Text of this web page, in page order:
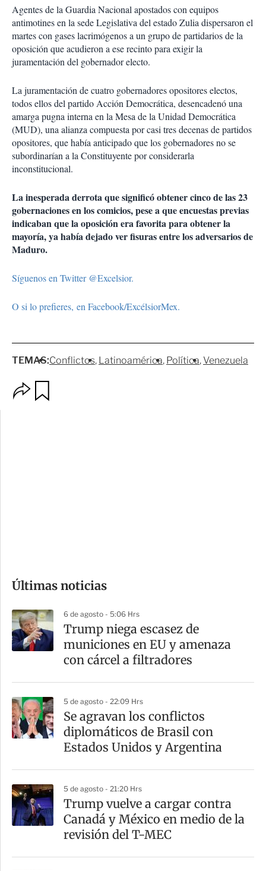
Agentes de la Guardia Nacional apostados con equipos
antimotines en la sede Legislativa del estado Zulia dispersaron el
martes con gases lacrimógenos a un grupo de partidarios de la
oposición que acudieron a ese recinto para exigir la
juramentación del gobernador electo.
La juramentación de cuatro gobernadores opositores electos,
todos ellos del partido Acción Democrática, desencadenó una
amarga pugna interna en la Mesa de la Unidad Democrática
(MUD), una alianza compuesta por casi tres decenas de partidos
opositores, que había anticipado que los gobernadores no se
subordinarían a la Constituyente por considerarla
inconstitucional.
La inesperada derrota que significó obtener cinco de las 23
gobernaciones en los comicios, pese a que encuestas previas
indicaban que la oposición era favorita para obtener la
mayoría, ya había dejado ver fisuras entre los adversarios de
Maduro.
Síguenos en Twitter @Excelsior.
O si lo prefieres, en Facebook/ExcélsiorMex.
TEMAS:Conflictos Latinoamérica Política Venezuela
m
a
r
t
Últimas noticias
6 de agosto - 5:06 Hrs
Trump niega escasez de
municiones en EU y amenaza
con cárcel a filtradores
5 de agosto - 22:09 Hrs
Se agravan los conflictos
diplomáticos de Brasil con
Estados Unidos y Argentina
5 de agosto - 21:20 Hrs
Trump vuelve a cargar contra
Canadá y México en medio de la
revisión del T-MEC